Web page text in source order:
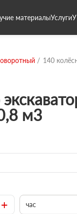
материалыУслуги
140
м3
+ час